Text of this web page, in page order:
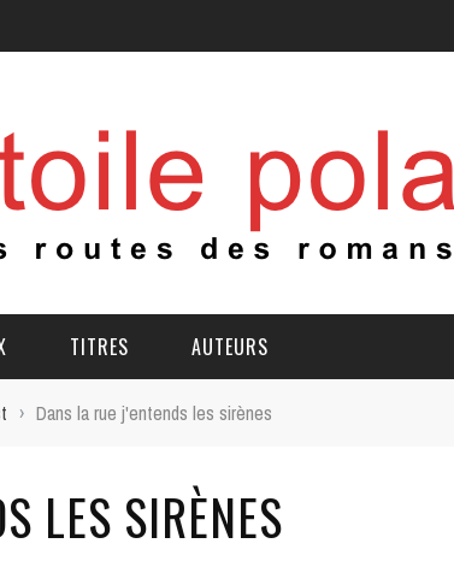
TITRES AUTEURS
› Dans la rue j'entends les sirènes
LES SIRÈNES